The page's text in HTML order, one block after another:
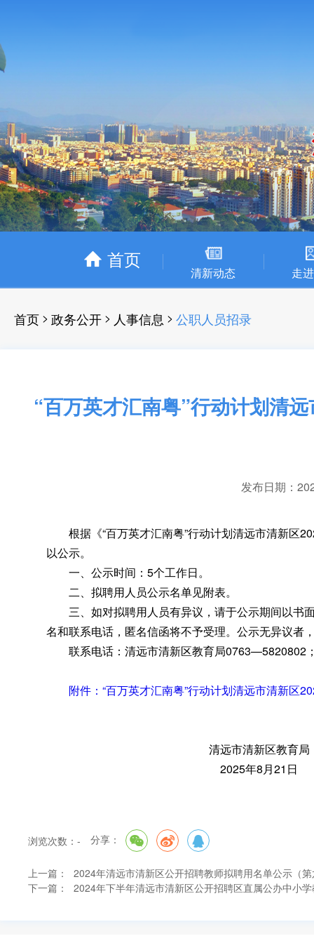
首页
清新动态 走
首页 > 政务公开 > 人事信息 > 公职人员招录
“百万英才汇南粤”行动计划清
发布日期：
根据《“百万英才汇南粤”行动计划清远市清新区
以公示。
一、公示时间：5个工作日。
二、拟聘用人员公示名单见附表。
三、如对拟聘用人员有异议 ， 请于公示期间以书
名和联系电话 ， 匿名信函将不予受理。公示无异议者
联系电话：清远市清新区教育局0763—5820802
附件：“百万英才汇南粤”行动计划清远市清新区
清远市清新区教育局
2025年8月21日
浏览次数： - 分享：
上一篇：
2024年清远市清新区公开招聘教师拟聘用名单公示（
下一篇：
2024年下半年清远市清新区公开招聘区直属公办中小